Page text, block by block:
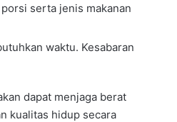
serta jenis makanan
waktu. Kesabaran
dapat menjaga berat
kualitas hidup secara